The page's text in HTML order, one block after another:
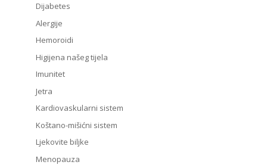
Dijabetes
Alergije
Hemoroidi
Higijena našeg tijela
Imunitet
Jetra
Kardiovaskularni sistem
Koštano-mišićni sistem
Ljekovite biljke
Menopauza